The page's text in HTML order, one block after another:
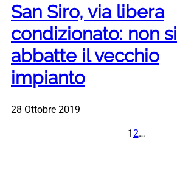
San Siro, via libera
condizionato: non si
abbatte il vecchio
impianto
28 Ottobre 2019
1 2…